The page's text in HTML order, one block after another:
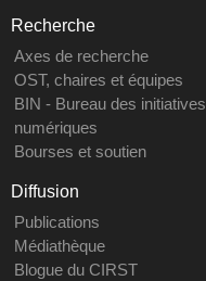
Recherche
Axes de recherche
OST, chaires et équipes
BIN - Bureau des initiatives
numériques
Bourses et soutien
Diffusion
Publications
Médiathèque
Blogue du CIRST